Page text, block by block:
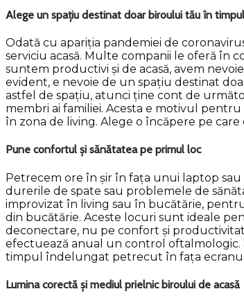
Alege un spațiu destinat doar biroului tău în
Odată cu apariția pandemiei de
serviciu acasă. Multe companii le oferă în
suntem productivi și de acasă, avem
evident, e nevoie de un spațiu destinat
astfel de spațiu, atunci ține cont de
membri ai familiei. Acesta e motivul
în zona de living. Alege o încăpere pe
Pune confortul și sănătatea pe primul loc
Petrecem ore în șir în fața unui laptop
durerile de spate sau problemele de
improvizat în living sau în bucătărie,
din bucătărie. Aceste locuri sunt ideale
deconectare, nu pe confort și
efectuează anual un control oftalmologic.
timpul îndelungat petrecut în fața
Lumina corectă și mediul prielnic biroului de acasă